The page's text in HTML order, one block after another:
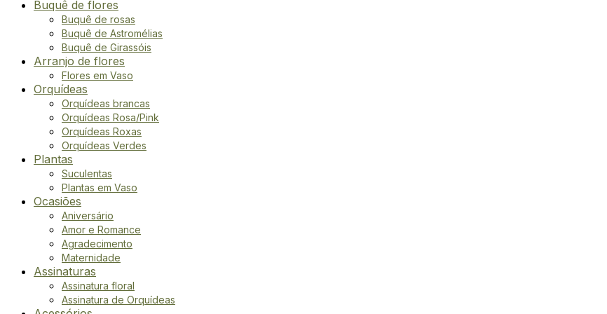
Buquê de flores
Buquê de rosas
Buquê de Astromélias
Buquê de Girassóis
Arranjo de flores
Flores em Vaso
Orquídeas
Orquídeas brancas
Orquídeas Rosa/Pink
Orquídeas Roxas
Orquídeas Verdes
Plantas
Suculentas
Plantas em Vaso
Ocasiões
Aniversário
Amor e Romance
Agradecimento
Maternidade
Assinaturas
Assinatura floral
Assinatura de Orquídeas